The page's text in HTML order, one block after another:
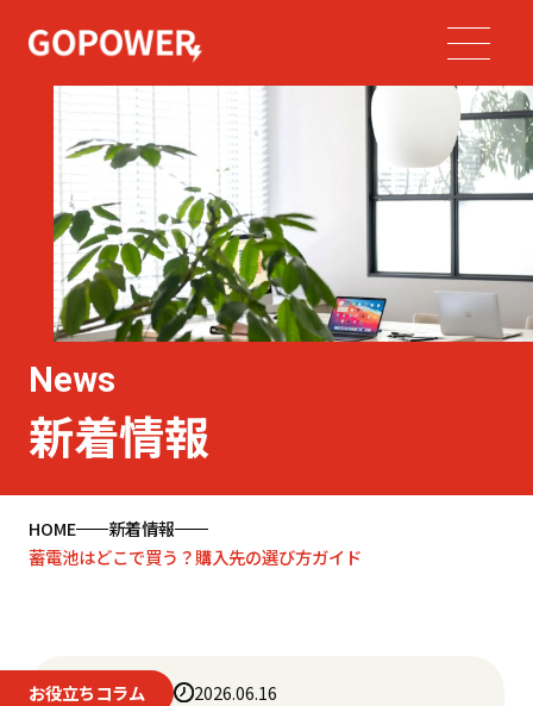
News
新着情報
HOME
新着情報
蓄電池はどこで買う？購入先の選び方ガイド
お役立ちコラム 2026.06.16